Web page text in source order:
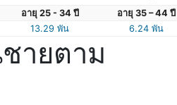
อายุ 25 - 34 ปี อายุ 35 – 44 ปี
13.29 พัน 6.24 พัน
ายตาม